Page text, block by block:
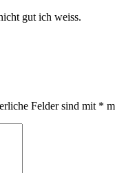
gut ich weiss.
Felder sind mit *